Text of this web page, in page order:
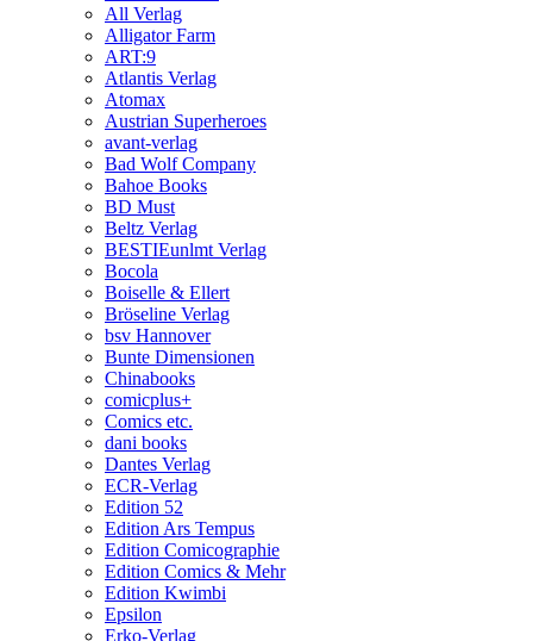
All Verlag
Alligator Farm
ART:9
Atlantis Verlag
Atomax
Austrian Superheroes
avant-verlag
Bad Wolf Company
Bahoe Books
BD Must
Beltz Verlag
BESTIEunlmt Verlag
Bocola
Boiselle & Ellert
Bröseline Verlag
bsv Hannover
Bunte Dimensionen
Chinabooks
comicplus+
Comics etc.
dani books
Dantes Verlag
ECR-Verlag
Edition 52
Edition Ars Tempus
Edition Comicographie
Edition Comics & Mehr
Edition Kwimbi
Epsilon
Erko-Verlag